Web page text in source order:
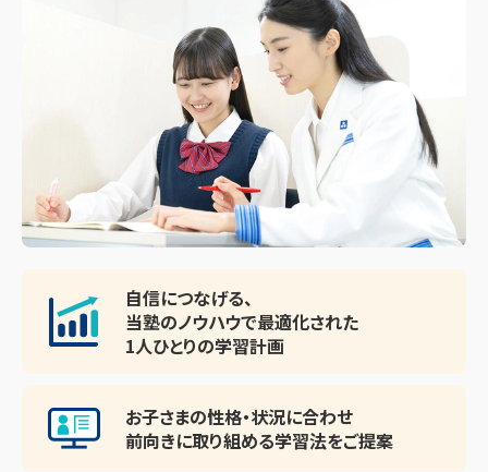
自信につなげる、
当塾のノウハウで最適化された
1人ひとりの学習計画
お子さまの性格・状況に合わせ
前向きに取り組める学習法をご提案